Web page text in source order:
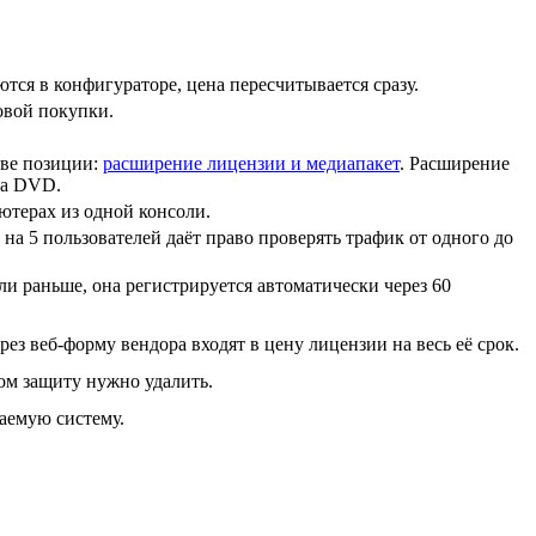
в конфигураторе, цена пересчитывается сразу.
покупки.
позиции: расширение лицензии и медиапакет. Расширение
DVD.
из одной консоли.
5 пользователей даёт право проверять трафик от одного до
раньше, она регистрируется автоматически через 60
веб-форму вендора входят в цену лицензии на весь её срок.
защиту нужно удалить.
систему.